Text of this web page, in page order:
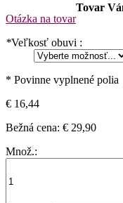
Otázka na tovar
Tovar
*Veľkosť obuvi :
* Povinne vyplnené polia
€ 16,44
Bežná cena: € 29,90
Množ.: